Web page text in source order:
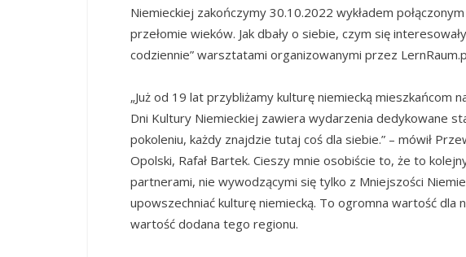
Niemieckiej zakończymy 30.10.2022 wykładem
przełomie wieków. Jak dbały o siebie, czym się
codziennie” warsztatami organizowanymi przez
„Już od 19 lat przybliżamy kulturę niemiecką mieszkańcom
Dni Kultury Niemieckiej zawiera wydarzenia dedykowane
pokoleniu, każdy znajdzie tutaj coś dla siebie.” – mówił
Opolski, Rafał Bartek. Cieszy mnie osobiście to, że to
partnerami, nie wywodzącymi się tylko z Mniejszości
upowszechniać kulturę niemiecką. To ogromna wartość dla
wartość dodana tego regionu.